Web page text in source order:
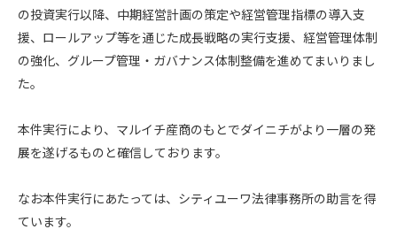
の投資実行以降、中期経営計画の策定や経営管理指標の導入支
援、ロールアップ等を通じた成長戦略の実行支援、経営管理体制
の強化、グループ管理・ガバナンス体制整備を進めてまいりまし
た。
本件実行により、マルイチ産商のもとでダイニチがより一層の発
展を遂げるものと確信しております。
なお本件実行にあたっては、シティユーワ法律事務所の助言を得
ています。